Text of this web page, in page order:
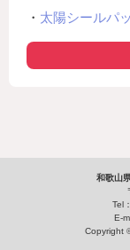
・ 太陽シールパ
和歌山
Tel
E-
Copyright